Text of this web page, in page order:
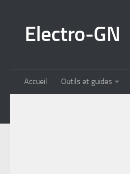
Electro-GN
Accueil Outils et guides